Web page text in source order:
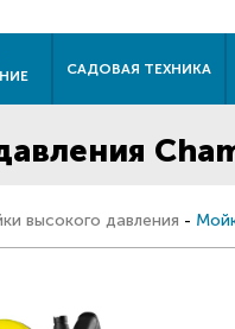
САДОВАЯ ТЕХНИКА
высокого давления -